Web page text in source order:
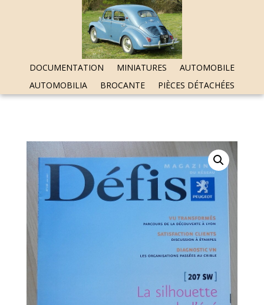
DOCUMENTATION MINIATURES
AUTOMOBILE
AUTOMOBILIA
BROCANTE PIÈCES DÉTACHÉES